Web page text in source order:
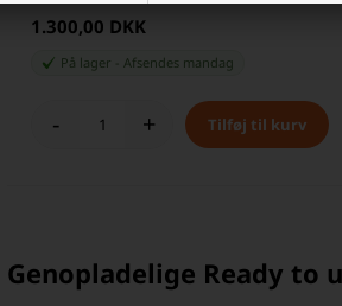
1.300,00 DKK
På lager Afsendes mandag
- +
Genopladelige Ready to